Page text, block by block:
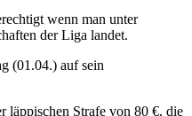
wenn man unter
der Liga landet.
(01.04.) auf sein
läppischen Strafe von 80 €, die